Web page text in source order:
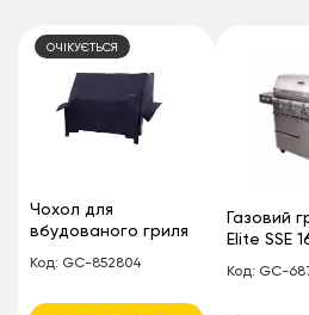
ОЧІКУЄТЬСЯ
Чохол для
вбудованого гриля
пальники
Код: GC-852804
Газовий
Elite SSE
Код: GC-